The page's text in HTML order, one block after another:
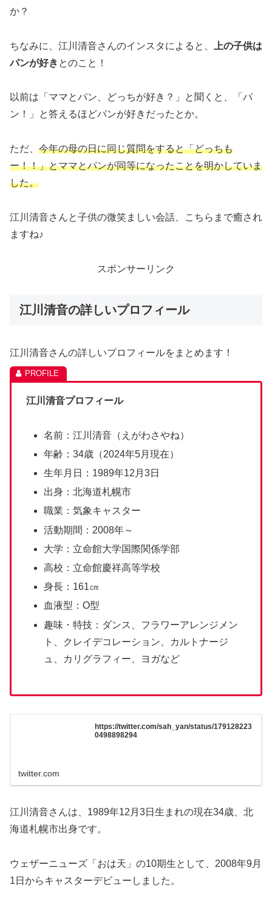
か？
ちなみに、江川清音さんのインスタによると、
上の子供は
パンが好き とのこと！
以前は「ママとパン、どっちが好き？」と聞くと、「パ
ン！」と答えるほどパンが好きだったとか。
ただ、 今年の母の日に同じ質問をすると「どっちも
ー！！」とママとパンが同等になったことを明かしていま
した。
江川清音さんと子供の微笑ましい会話、こちらまで癒され
ますね♪
スポンサーリンク
江川清音の詳しいプロフィール
江川清音さんの詳しいプロフィールをまとめます！
江川清音プロフィール
名前：江川清音（えがわさやね）
年齢：34歳（2024年5月現在）
生年月日：1989年12月3日
出身：北海道札幌市
職業：気象キャスター
活動期間：2008年～
大学：立命館大学国際関係学部
高校：立命館慶祥高等学校
身長：161㎝
血液型：O型
趣味・特技：ダンス、フラワーアレンジメン
ト、クレイデコレーション、カルトナージ
ュ、カリグラフィー、ヨガなど
https://twitter.com/sah_yan/status/179128223
0498898294
twitter.com
江川清音さんは、1989年12月3日生まれの現在34歳、北
海道札幌市出身です。
ウェザーニューズ「おは天」の10期生として、2008年9月
1日からキャスターデビューしました。